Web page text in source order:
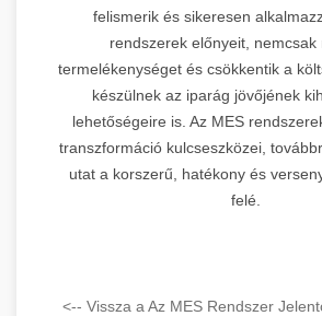
felismerik és sikeresen
rendszerek előnyeit, nemcsak
termelékenységet és csökkentik a
készülnek az iparág jövőjének
lehetőségeire is. Az MES
transzformáció kulcseszközei,
utat a korszerű, hatékony és
felé.
<-- Vissza a Az MES Rendszer